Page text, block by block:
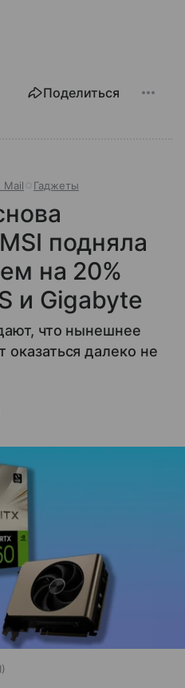
Поделиться
Mail Гаджеты
подняла
на 20%
и Gigabyte
что нынешнее
далеко не